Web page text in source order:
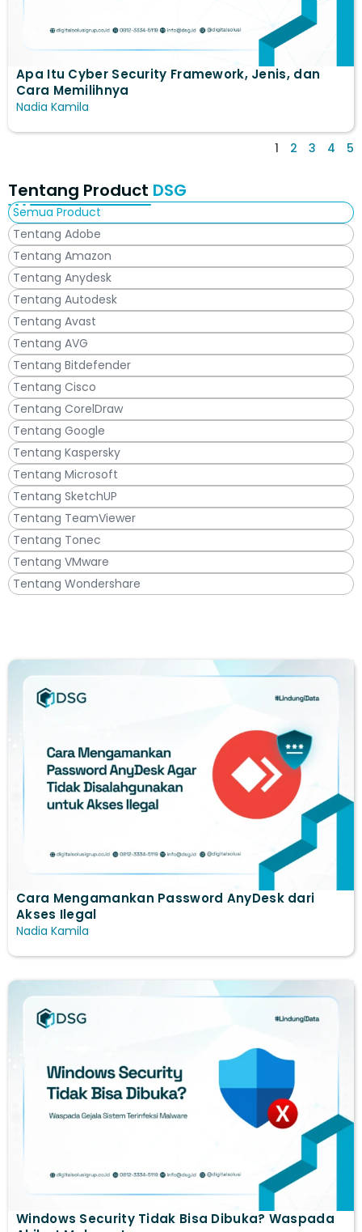
Apa Itu Cyber Security Framework, Jenis, dan
Cara Memilihnya
Nadia Kamila
1 2 3 4 5
Tentang Product DSG
Tentang Adobe
Tentang Amazon
Tentang Anydesk
Tentang Autodesk
Tentang Avast
Tentang AVG
Tentang Bitdefender
Tentang Cisco
Tentang CorelDraw
Tentang Google
Tentang Kaspersky
Tentang Microsoft
Tentang SketchUP
Tentang TeamViewer
Tentang Tonec
Tentang VMware
Tentang Wondershare
Semua Product
Cara Mengamankan Password AnyDesk dari
Akses Ilegal
Nadia Kamila
Windows Security Tidak Bisa Dibuka? Waspada